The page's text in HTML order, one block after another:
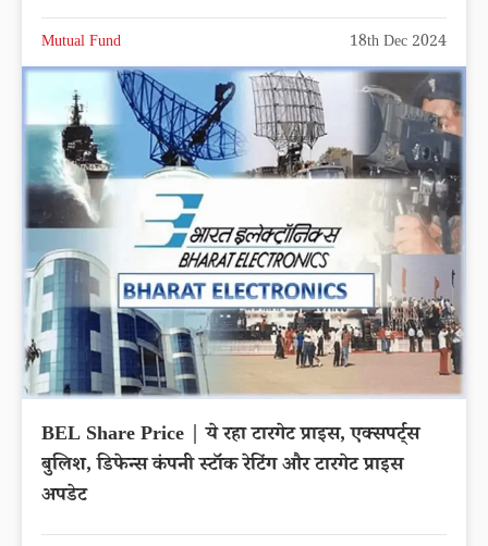
Mutual Fund 18th Dec 2024
BEL Share Price | ये रहा टारगेट प्राइस, एक्सपर्ट्स
बुलिश, डिफेन्स कंपनी स्टॉक रेटिंग और टारगेट प्राइस
अपडेट